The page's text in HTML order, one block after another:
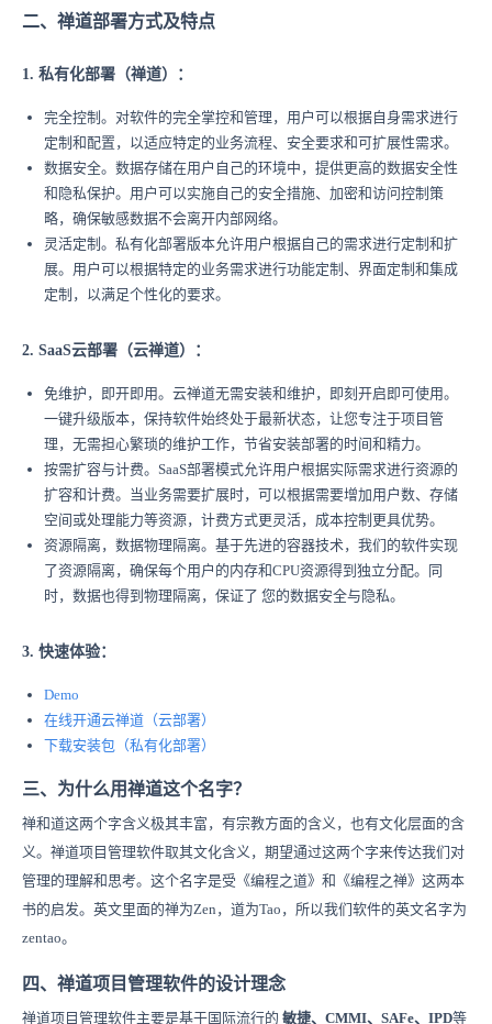
二、禅道部署方式及特点
1. 私有化部署（禅道）：
完全控制。对软件的完全掌控和管理，用户可以根据自身需求进行
定制和配置，以适应特定的业务流程、安全要求和可扩展性需求。
数据安全。数据存储在用户自己的环境中，提供更高的数据安全性
和隐私保护。用户可以实施自己的安全措施、加密和访问控制策
略，确保敏感数据不会离开内部网络。
灵活定制。私有化部署版本允许用户根据自己的需求进行定制和扩
展。用户可以根据特定的业务需求进行功能定制、界面定制和集成
定制，以满足个性化的要求。
2. SaaS云部署（云禅道）：
免维护，即开即用。云禅道无需安装和维护，即刻开启即可使用。
一键升级版本，保持软件始终处于最新状态，让您专注于项目管
理，无需担心繁琐的维护工作，节省安装部署的时间和精力。
按需扩容与计费。SaaS部署模式允许用户根据实际需求进行资源的
扩容和计费。当业务需要扩展时，可以根据需要增加用户数、存储
空间或处理能力等资源，计费方式更灵活，成本控制更具优势。
资源隔离，数据物理隔离。基于先进的容器技术，我们的软件实现
了资源隔离，确保每个用户的内存和CPU资源得到独立分配。同
时，数据也得到物理隔离，保证了 您的数据安全与隐私。
3. 快速体验：
Demo
在线开通云禅道 （云部署）
下载安装包 （私有化部署）
三、为什么用禅道这个名字？
禅和道这两个字含义极其丰富，有宗教方面的含义，也有文化层面的含
义。禅道项目管理软件取其文化含义，期望通过这两个字来传达我们对
管理的理解和思考。这个名字是受《编程之道》和《编程之禅》这两本
书的启发。英文里面的禅为Zen，道为Tao，所以我们软件的英文名字为
zentao。
四、禅道项目管理软件的设计理念
禅道项目管理软件主要是基于国际流行的 敏捷、CMMI、SAFe、IPD等